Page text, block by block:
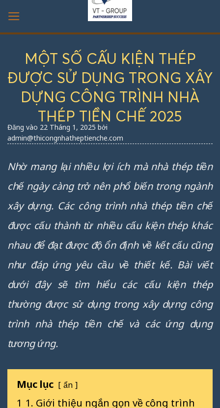
qua
nội
MỘT SỐ CẤU KIỆN THÉP
ĐƯỢC SỬ DỤNG TRONG XÂY
DỰNG CÔNG TRÌNH NHÀ
THÉP TIỀN CHẾ 2025
Đăng vào 22 Tháng 1, 2025 bởi
admin@thicongnhatheptienche.com
Nhờ mang lại nhiều lợi ích mà nhà thép tiền
chế ngày càng trở nên phổ biến trong ngành
xây dựng. Các công trình nhà thép tiền chế
được cấu thành từ nhiều cấu kiện thép khác
nhau để đạt được độ ổn định về kết cấu cũng
như đáp ứng yêu cầu về thiết kế. Bài viết
dưới đây sẽ tìm hiểu các cấu kiện thép
thường được sử dụng trong xây dựng công
trình nhà thép tiền chế và các ứng dụng
tương ứng.
Mục lục ẩn
1 1. Giới thiệu ngắn gọn về công trình